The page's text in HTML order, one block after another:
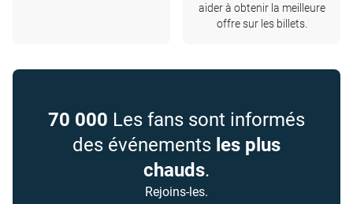
aider à obtenir la meilleure
offre sur les billets.
70 000 Les fans sont informés
des événements les plus
chauds.
Rejoins-les.